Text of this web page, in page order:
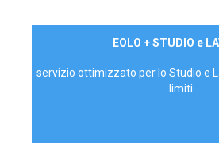
EOLO + STUDIO e
servizio ottimizzato per lo Studio e
limiti